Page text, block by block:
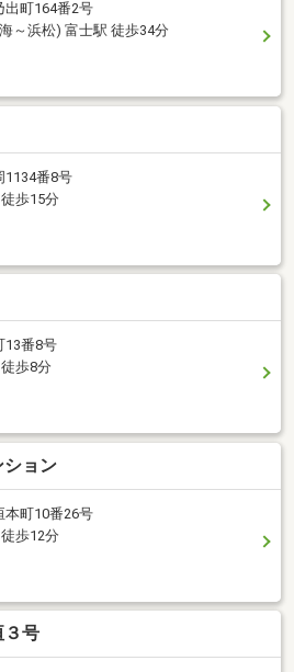
出町164番2号
～浜松) 富士駅 徒歩34分
1134番8号
歩15分
13番8号
歩8分
ション
本町10番26号
歩12分
３号